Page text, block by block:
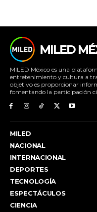
MILED
MILED México es una
entretenimiento y cultura a
objetivo es proporcionar
fomentando la participación
MILED
NACIONAL
INTERNACIONAL
DEPORTES
TECNOLOGÍA
ESPECTÁCULOS
CIENCIA